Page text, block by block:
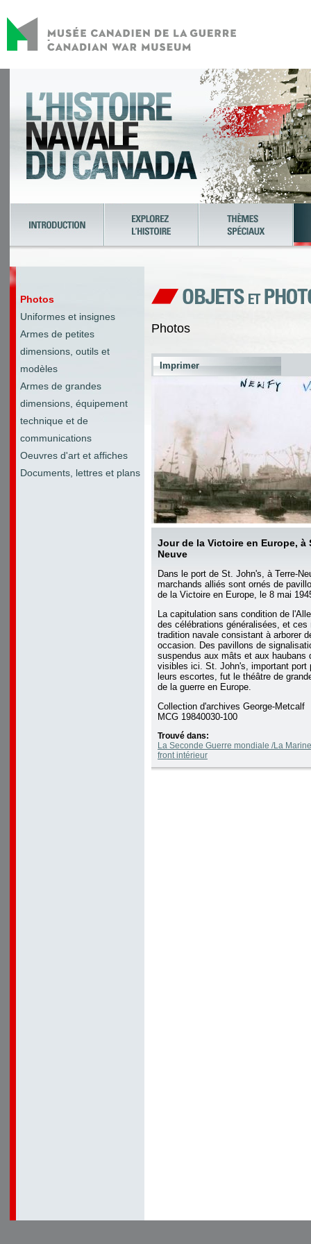
Photos
Uniformes et insignes
Armes de petites
dimensions, outils et
modèles
Armes de grandes
dimensions, équipement
technique et de
communications
Oeuvres d'art et affiches
Documents, lettres et plans
Photos
Imprimer
Jour de la Victoire en Europe, à
Neuve
Dans le port de St. John's, à Terre-
marchands alliés sont ornés de
de la Victoire en Europe, le 8 mai
La capitulation sans condition de
des célébrations généralisées, et
tradition navale consistant à arborer
occasion. Des pavillons de
suspendus aux mâts et aux haubans
visibles ici. St. John's, important port
leurs escortes, fut le théâtre de
de la guerre en Europe.
Collection d'archives George-Metcalf
MCG 19840030-100
Trouvé dans:
La Seconde Guerre mondiale /La
front intérieur